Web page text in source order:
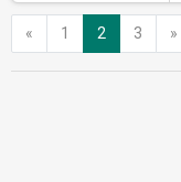
« Anterior
1 2 3 »